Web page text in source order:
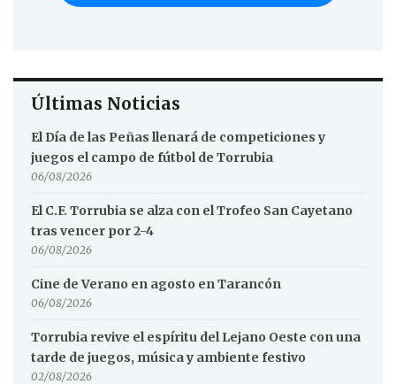
Últimas Noticias
El Día de las Peñas llenará de competiciones y
juegos el campo de fútbol de Torrubia
06/08/2026
El C.F. Torrubia se alza con el Trofeo San Cayetano
tras vencer por 2-4
06/08/2026
Cine de Verano en agosto en Tarancón
06/08/2026
Torrubia revive el espíritu del Lejano Oeste con una
tarde de juegos, música y ambiente festivo
02/08/2026